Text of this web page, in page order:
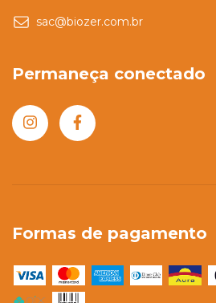
sac@biozer.com.br
Permaneça conectado
Formas de pagamento